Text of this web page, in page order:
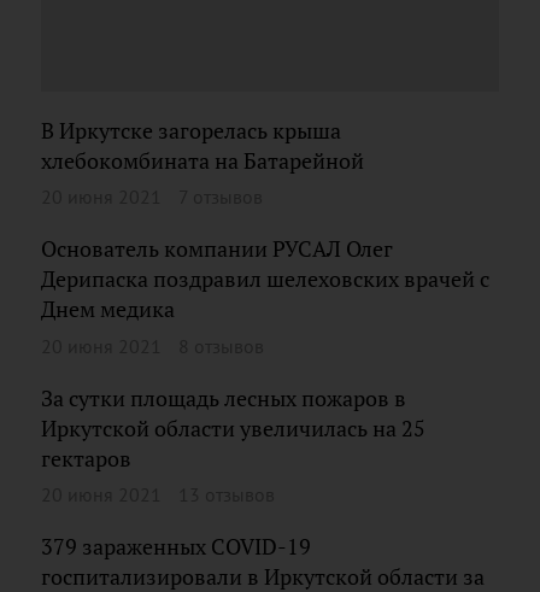
В Иркутске загорелась крыша
хлебокомбината на Батарейной
Основатель компании РУСАЛ Олег
Дерипаска поздравил шелеховских врачей с
Днем медика
За сутки площадь лесных пожаров в
Иркутской области увеличилась на 25
гектаров
379 зараженных COVID-19
госпитализировали в Иркутской области за